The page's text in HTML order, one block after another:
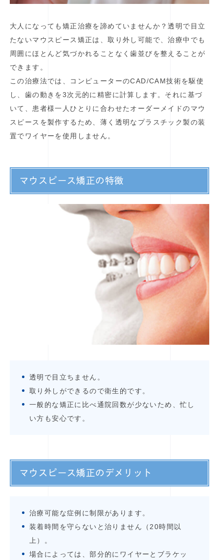
大人になっても矯正治療を諦めていませんか？透明で目立
たないマウスピース矯正は、取り外し可能で、治療中でも
周囲にほとんど気づかれることなく歯並びを整えることが
できます。
この治療法では、コンピューターのCAD/CAM技術を駆使
し、歯の動きを3次元的に精密に計算します。それに基づ
いて、患者様一人ひとりに合わせたオーダーメイドのマウ
スピースを製作するため、薄く透明なプラスチック製の装
置でワイヤーを使用しません。
マウスピース矯正の特徴
透明で目立ちません。
取り外しができるので衛生的です。
一般的な矯正に比べ通院回数が少ないため、忙し
い方も安心です。
マウスピース矯正のデメリット
治療可能な症例に制限があります。
装着時間を守らないと治りません（20時間以
上）。
場合によっては、部分的にワイヤーとブラケッ